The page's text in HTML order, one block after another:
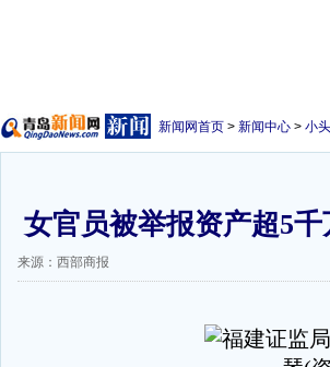
新闻网首页 > 新闻中心 > 小
女官员被举报资产超5
来源：西部商报